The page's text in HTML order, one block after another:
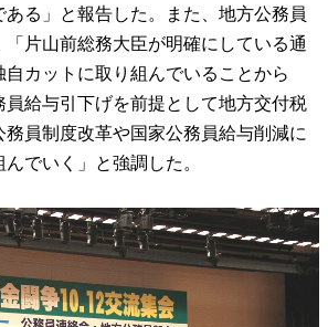
る」と報告した。また、地方公務員
片山前総務大臣が明確にしている通
カットに取り組んでいることから
給与引下げを前提として地方交付税
員制度改革や国家公務員給与削減に
でいく」と強調した。